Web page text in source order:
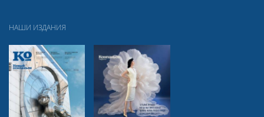
НАШИ ИЗДАНИЯ